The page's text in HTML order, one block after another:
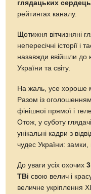
глядацьких сердець
рейтингах каналу.
Щотижня вітчизняні
непересічні історії і
назавжди ввійшли до
України та світу.
На жаль, усе хороше
Разом із
фінішної прямої і
Отож, у суботу
унікальні кадри з
чудес України:
До уваги усіх охочих
ТВі свою велич і
величне укріплення